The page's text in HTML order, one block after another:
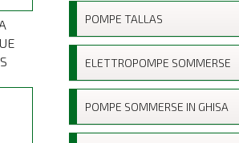
POMPE TALLAS
ELETTROPOMPE SOMMERSE
POMPE SOMMERSE IN GHISA